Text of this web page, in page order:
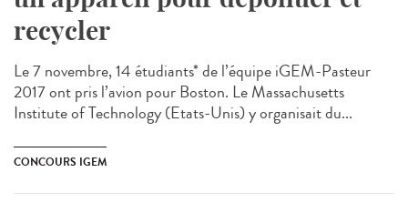
recycler
Le 7 novembre, 14 étudiants* de l’équipe iGEM-Pasteur
2017 ont pris l’avion pour Boston. Le Massachusetts
Institute of Technology (Etats-Unis) y organisait du...
CONCOURS IGEM